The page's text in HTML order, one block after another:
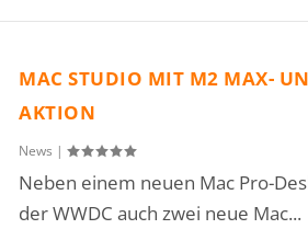
MAC STUDIO MIT M2 MAX-
AKTION
News |
Neben einem neuen Mac Pro-
der WWDC auch zwei neue Mac...